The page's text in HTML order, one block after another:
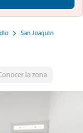
San Joaquin
la zona